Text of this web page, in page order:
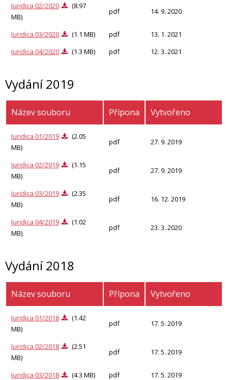
Iuridica 02/2020
(8.97
MB)
pdf 14. 9. 2020
Iuridica 03/2020 (1.1 MB) pdf
13. 1. 2021
Iuridica 04/2020
(1.3 MB) pdf 12. 3. 2021
Vydání 2019
Název souboru Přípona Vytvořeno
Iuridica 01/2019
(2.05
MB)
pdf 27. 9. 2019
Iuridica 02/2019
(1.15
MB)
pdf 27. 9. 2019
Iuridica 03/2019
(2.35
MB)
pdf 16. 12. 2019
Iuridica 04/2019
(1.02
MB)
pdf 23. 3. 2020
Vydání 2018
Název souboru Přípona Vytvořeno
Iuridica 01/2018
(1.42
MB)
pdf 17. 5. 2019
Iuridica 02/2018
(2.51
MB)
pdf 17. 5. 2019
Iuridica 03/2018 (4.3 MB) pdf
17. 5. 2019